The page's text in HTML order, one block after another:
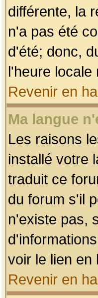
différente, la
n'a pas été
d'été; donc,
l'heure locale
Revenir en
Ma langue
Les raisons
installé votre
traduit ce
du forum s'il
n'existe pas,
voir le lien en
Revenir en